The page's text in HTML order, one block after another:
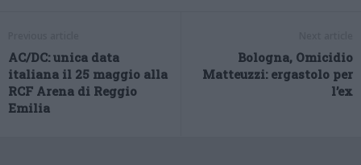
AC/DC: unica data
italiana il 25 maggio alla
RCF Arena di Reggio
Emilia
Bologna, Omicidio
Matteuzzi: ergastolo per
l’ex